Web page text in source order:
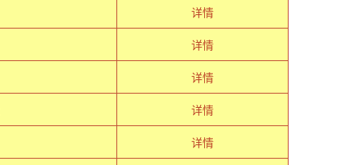
详情
详情
详情
详情
详情